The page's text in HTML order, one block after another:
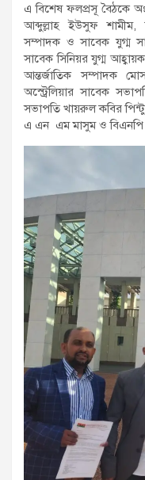
এ বিশেষ ফলপ্রসূ বৈঠকে
আব্দুল্লাহ ইউসুফ শামীম,
সম্পাদক ও সাবেক যুগ্ম
সাবেক সিনিয়র যুগ্ম
আন্তর্জাতিক সম্পাদক
অস্ট্রেলিয়ার সাবেক
সভাপতি খায়রুল কবির
এ এন এম মাসুম ও বিএনপি